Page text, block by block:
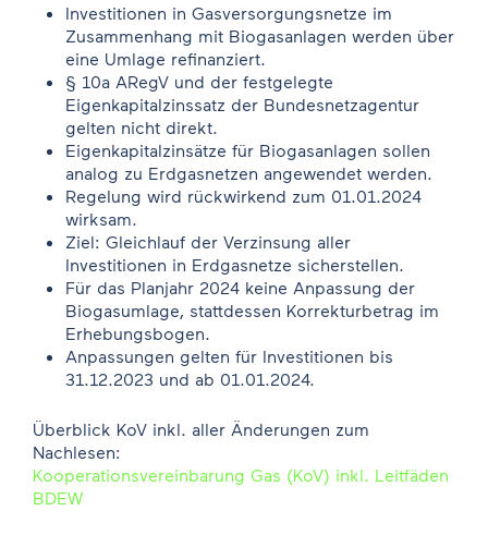
Investitionen in Gasversorgungsnetze im
Zusammenhang mit Biogasanlagen werden über
eine Umlage refinanziert.
§ 10a ARegV und der festgelegte
Eigenkapitalzinssatz der Bundesnetzagentur
gelten nicht direkt.
Eigenkapitalzinsätze für Biogasanlagen sollen
analog zu Erdgasnetzen angewendet werden.
Regelung wird rückwirkend zum 01.01.2024
wirksam.
Ziel: Gleichlauf der Verzinsung aller
Investitionen in Erdgasnetze sicherstellen.
Für das Planjahr 2024 keine Anpassung der
Biogasumlage, stattdessen Korrekturbetrag im
Erhebungsbogen.
Anpassungen gelten für Investitionen bis
31.12.2023 und ab 01.01.2024.
Überblick KoV inkl. aller Änderungen zum
Nachlesen:
Kooperationsvereinbarung Gas (KoV) inkl. Leitfäden
BDEW